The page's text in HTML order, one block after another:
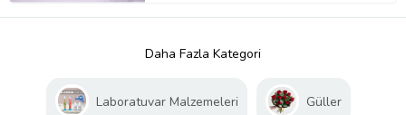
Daha Fazla Kategori
Laboratuvar Malzemeleri Güller